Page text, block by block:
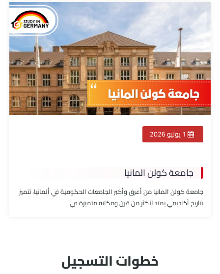
1 يوليو 2026
جامعة كولن المانيا
جامعة كولن المانيا من أعرق وأكبر الجامعات الحكومية في ألمانيا، تتميز
بتاريخ أكاديمي يمتد لأكثر من قرن ومكانة متميزة في
خطوات التسجيل